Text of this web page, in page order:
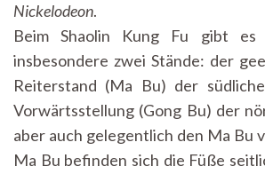
Nickelodeon.
Beim Shaolin Kung Fu gibt
insbesondere zwei Stände: der
Reiterstand (Ma Bu) der
Vorwärtsstellung (Gong Bu) der
aber auch gelegentlich den Ma Bu
Ma Bu befinden sich die Füße